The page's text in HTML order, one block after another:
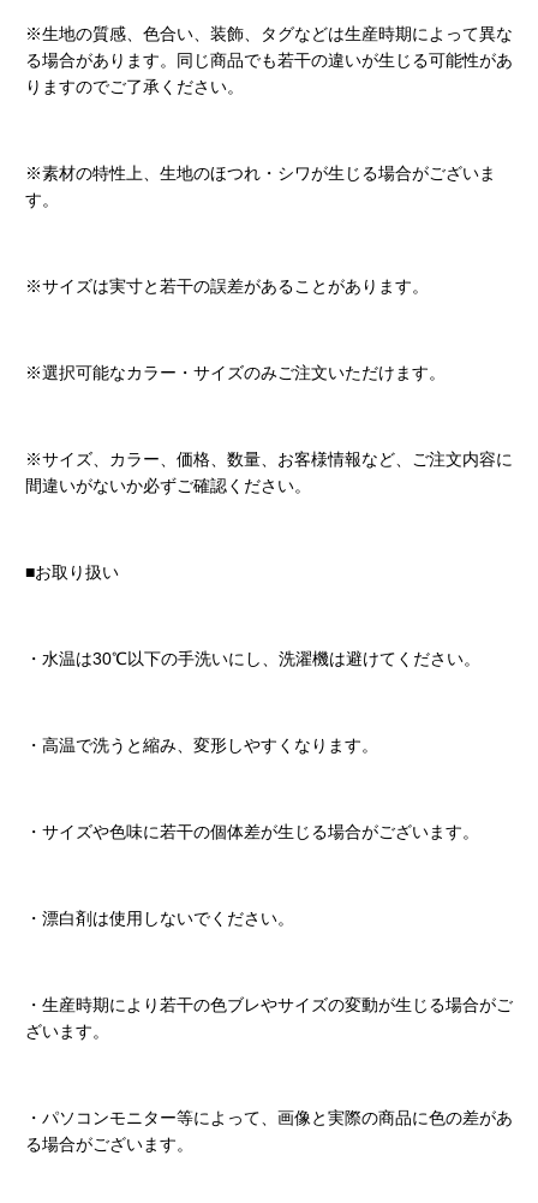
※生地の質感、色合い、装飾、タグなどは生産時期によって異な
る場合があります。同じ商品でも若干の違いが生じる可能性があ
りますのでご了承ください。
※素材の特性上、生地のほつれ・シワが生じる場合がございま
す。
※サイズは実寸と若干の誤差があることがあります。
※選択可能なカラー・サイズのみご注文いただけます。
※サイズ、カラー、価格、数量、お客様情報など、ご注文内容に
間違いがないか必ずご確認ください。
■お取り扱い
・水温は30℃以下の手洗いにし、洗濯機は避けてください。
・高温で洗うと縮み、変形しやすくなります。
・サイズや色味に若干の個体差が生じる場合がございます。
・漂白剤は使用しないでください。
・生産時期により若干の色ブレやサイズの変動が生じる場合がご
ざいます。
・パソコンモニター等によって、画像と実際の商品に色の差があ
る場合がございます。